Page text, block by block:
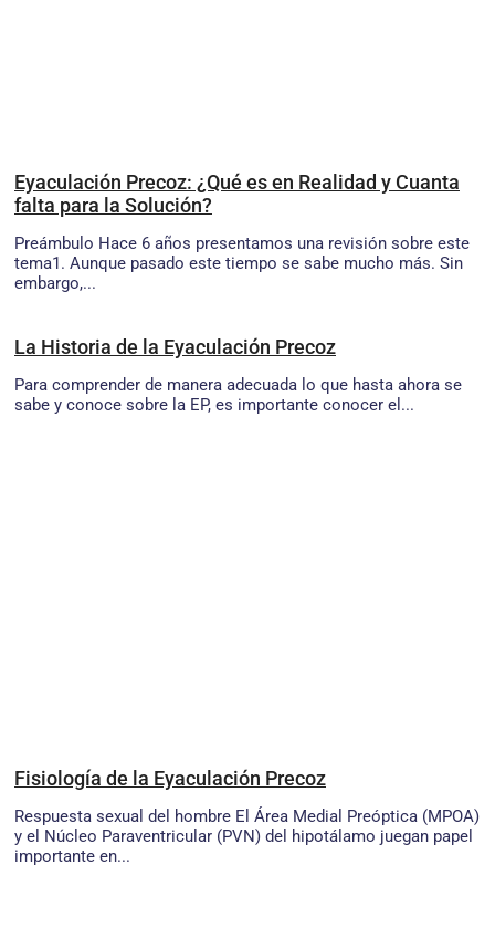
Eyaculación Precoz: ¿Qué es en Realidad y Cuanta
falta para la Solución?
Preámbulo Hace 6 años presentamos una revisión sobre este
tema1. Aunque pasado este tiempo se sabe mucho más. Sin
embargo,...
La Historia de la Eyaculación Precoz
Para comprender de manera adecuada lo que hasta ahora se
sabe y conoce sobre la EP, es importante conocer el...
Fisiología de la Eyaculación Precoz
Respuesta sexual del hombre El Área Medial Preóptica (MPOA)
y el Núcleo Paraventricular (PVN) del hipotálamo juegan papel
importante en...